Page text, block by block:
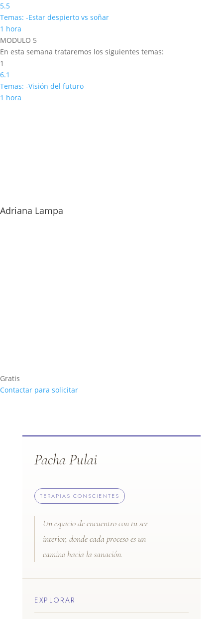
5.5
Temas: -Estar despierto vs soñar
1 hora
MODULO 5
En esta semana trataremos los siguientes temas:
1
6.1
Temas: -Visión del futuro
1 hora
Adriana Lampa
Gratis
Contactar para solicitar
Pacha Pulai
TERAPIAS CONSCIENTES
Un espacio de encuentro con tu ser
interior, donde cada proceso es un
camino hacia la sanación.
EXPLORAR